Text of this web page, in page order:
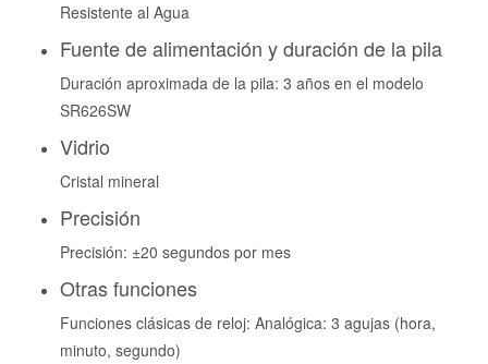
Resistente al Agua
Fuente de alimentación y duración de la pila
Duración aproximada de la pila: 3 años en el modelo
SR626SW
Vidrio
Cristal mineral
Precisión
Precisión: ±20 segundos por mes
Otras funciones
Funciones clásicas de reloj: Analógica: 3 agujas (hora,
minuto, segundo)